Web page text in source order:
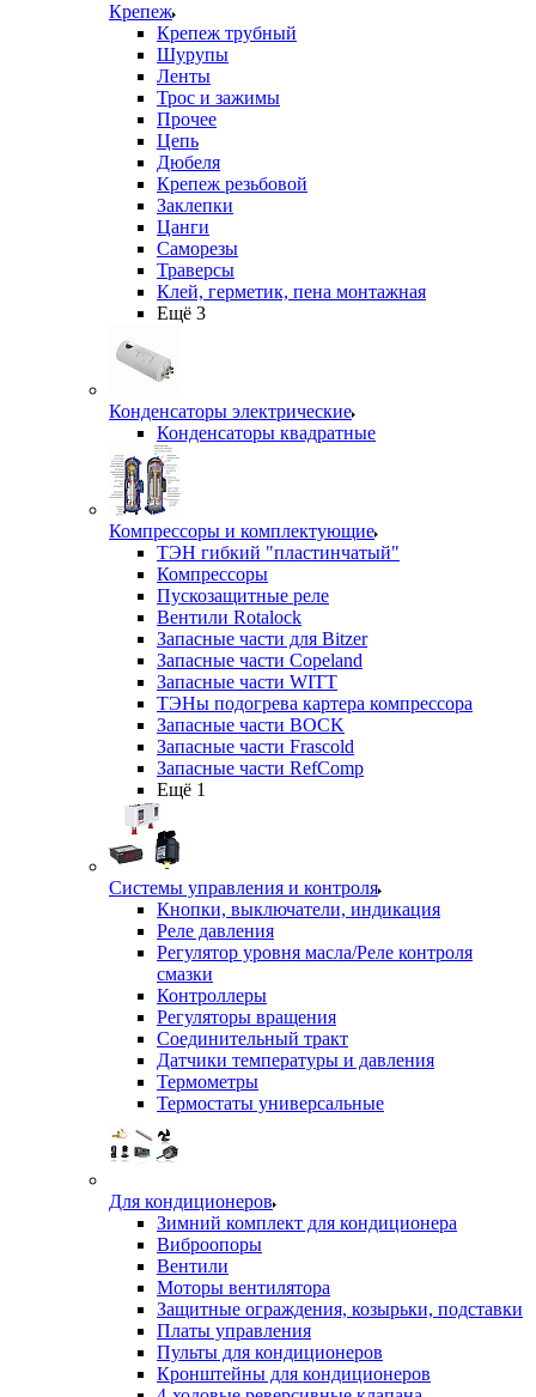
Крепеж
Крепеж трубный
Шурупы
Ленты
Трос и зажимы
Прочее
Цепь
Дюбеля
Крепеж резьбовой
Заклепки
Цанги
Саморезы
Траверсы
Клей, герметик, пена монтажная
Ещё 3
Конденсаторы электрические
Конденсаторы квадратные
Компрессоры и комплектующие
ТЭН гибкий "пластинчатый"
Компрессоры
Пускозащитные реле
Вентили Rotalock
Запасные части для Bitzer
Запасные части Copeland
Запасные части WITT
ТЭНы подогрева картера компрессора
Запасные части BOCK
Запасные части Frascold
Запасные части RefComp
Ещё 1
Системы управления и контроля
Кнопки, выключатели, индикация
Реле давления
Регулятор уровня масла/Реле контроля
смазки
Контроллеры
Регуляторы вращения
Соединительный тракт
Датчики температуры и давления
Термометры
Термостаты универсальные
Для кондиционеров
Зимний комплект для кондиционера
Виброопоры
Вентили
Моторы вентилятора
Защитные ограждения, козырьки, подставки
Платы управления
Пульты для кондиционеров
Кронштейны для кондиционеров